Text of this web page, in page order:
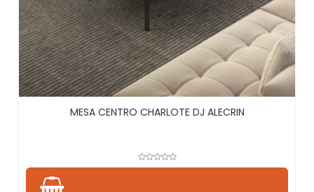
MESA CENTRO CHARLOTE DJ ALECRIN